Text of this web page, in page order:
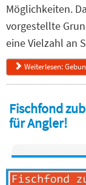
Möglichkeiten.
vorgestellte
eine Vielzahl an
Weiterlesen:
Fischfond
für Angler!